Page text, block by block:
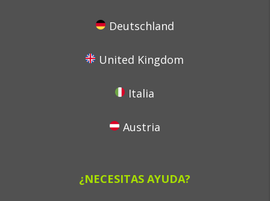
Deutschland
United Kingdom
Italia
Austria
¿NECESITAS AYUDA?